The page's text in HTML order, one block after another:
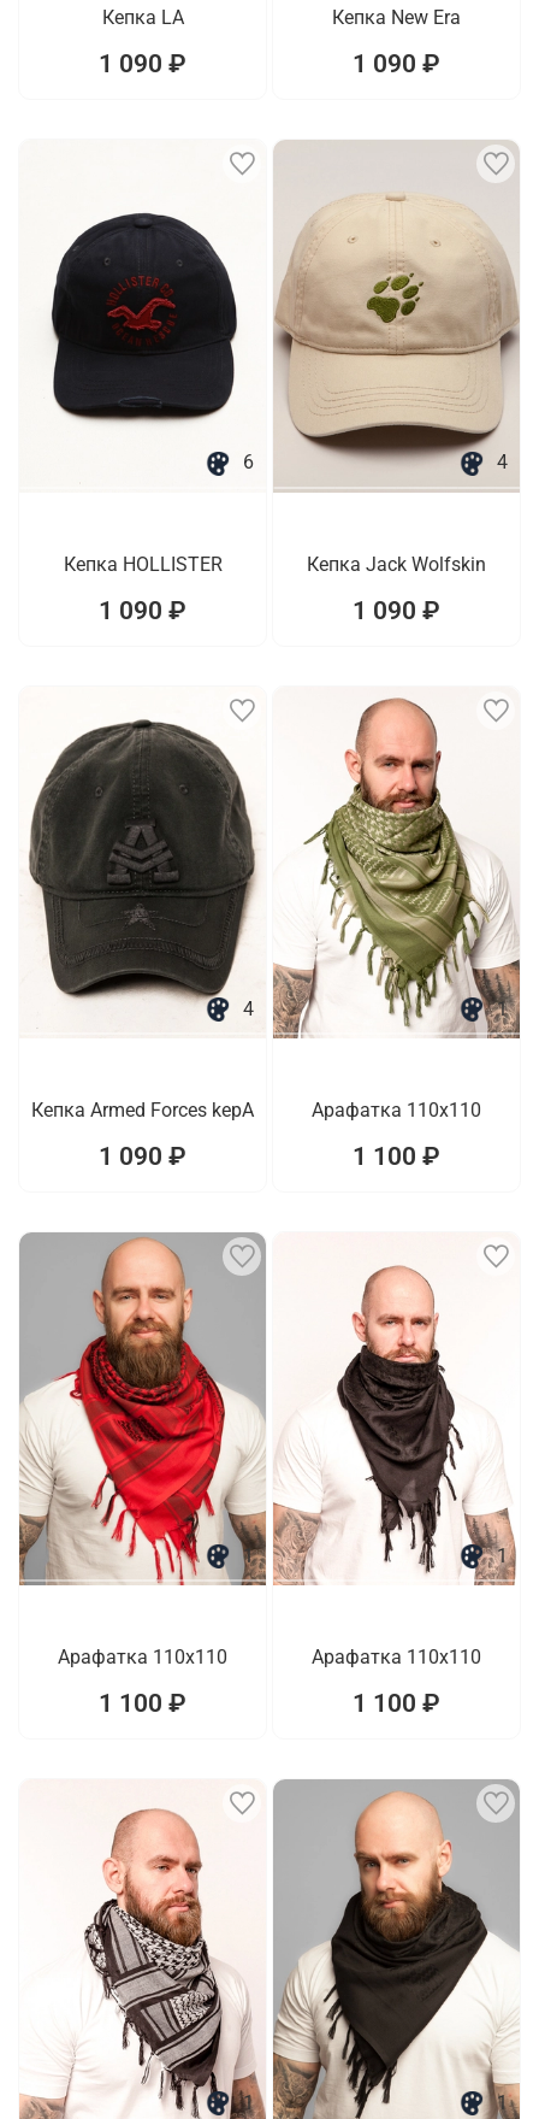
Кепка LA
1 090 ₽
Кепка New Era
1 090 ₽
6
Кепка HOLLISTER
1 090 ₽
4
Кепка Jack Wolfskin
1 090 ₽
4
Кепка Armed Forces kepA
1 090 ₽
1
Арафатка 110x110
1 100 ₽
1
Арафатка 110x110
1 100 ₽
1
Арафатка 110x110
1 100 ₽
1 1